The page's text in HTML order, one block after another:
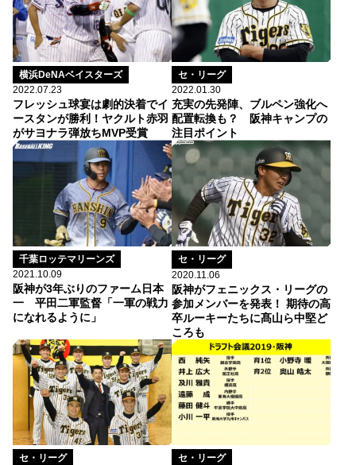
横浜DeNAベイスターズ
2022.07.23
フレッシュ球宴は劇的決着でイ
ースタンが勝利！ヤクルト赤羽
がサヨナラ弾放ちMVP受賞
セ・リーグ
2022.01.30
充実の先発陣、ブルペン強化へ
配置転換も？ 阪神キャンプの
注目ポイント
千葉ロッテマリーンズ
2021.10.09
阪神が3年ぶりのファーム日本
一 平田二軍監督「一軍の戦力
になれるように」
セ・リーグ
2020.11.06
阪神がフェニックス・リーグの
参加メンバーを発表！ 期待の高
卒ルーキーたちに髙山ら中堅ど
ころも
セ・リーグ
セ・リーグ